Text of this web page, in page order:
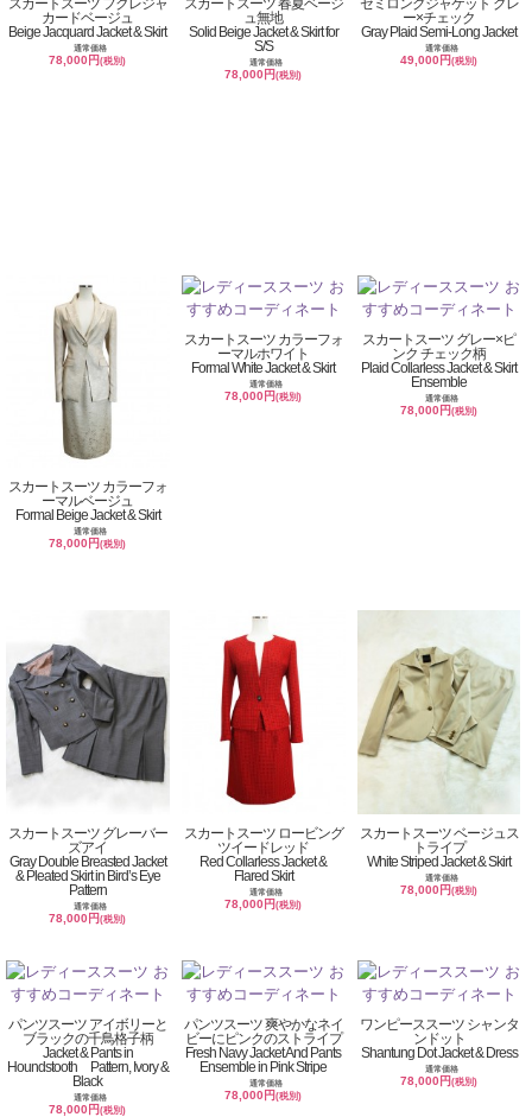
スカートスーツ フクレジャ
カードベージュ
Beige Jacquard Jacket & Skirt
通常価格
78,000円(税別)
スカートスーツ 春夏ベージ
ュ無地
Solid Beige Jacket & Skirt for
S/S
通常価格
78,000円(税別)
セミロングジャケット グレ
ー×チェック
Gray Plaid Semi-Long Jacket
通常価格
49,000円(税別)
スカートスーツ カラーフォ
ーマルベージュ
Formal Beige Jacket & Skirt
通常価格
78,000円(税別)
スカートスーツ カラーフォ
ーマルホワイト
Formal White Jacket & Skirt
通常価格
78,000円(税別)
スカートスーツ グレー×ピ
ンク チェック柄
Plaid Collarless Jacket & Skirt
Ensemble
通常価格
78,000円(税別)
スカートスーツ グレーバー
ズアイ
Gray Double Breasted Jacket
& Pleated Skirt in Bird’s Eye
Pattern
通常価格
78,000円(税別)
スカートスーツ ロービング
ツイードレッド
Red Collarless Jacket &
Flared Skirt
通常価格
78,000円(税別)
スカートスーツ ベージュス
トライプ
White Striped Jacket & Skirt
通常価格
78,000円(税別)
パンツスーツ アイボリーと
ブラックの千鳥格子柄
Jacket & Pants in
Houndstooth Pattern, Ivory &
Black
通常価格
78,000円(税別)
パンツスーツ 爽やかなネイ
ビーにピンクのストライプ
Fresh Navy Jacket And Pants
Ensemble in Pink Stripe
通常価格
78,000円(税別)
ワンピーススーツ シャンタ
ンドット
Shantung Dot Jacket & Dress
通常価格
78,000円(税別)